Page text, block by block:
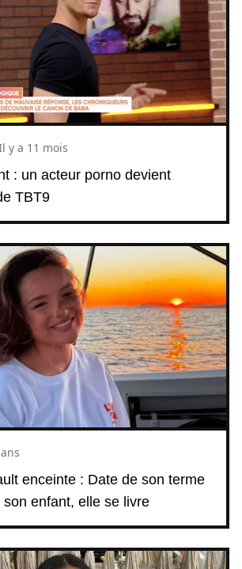
: un acteur porno devient
TBT9
y a 11 mois
enceinte : Date de son terme
enfant, elle se livre